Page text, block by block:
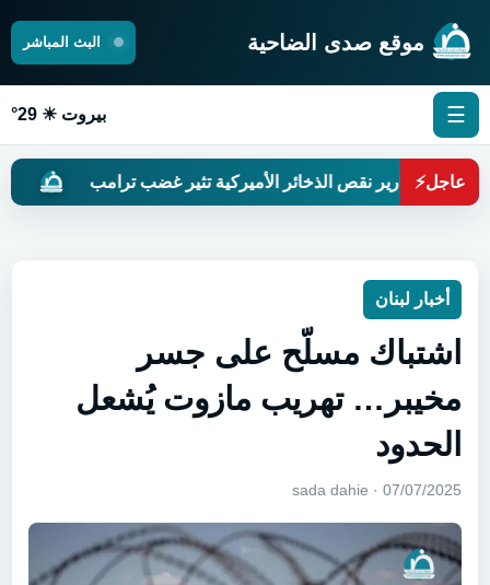
موقع صدى الضاحية البث المباشر
☰ بيروت ☀ 29°
عاجل⚡
تقارير نقص الذخائر الأميركية تثير غضب ترامب
أخبار لبنان
اشتباك مسلّح على جسر
مخيبر… تهريب مازوت يُشعل
الحدود
07/07/2025 · sada dahie